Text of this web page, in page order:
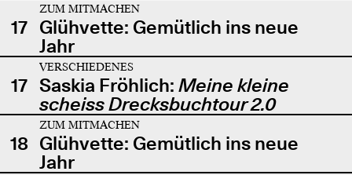
17
ZUM MITMACHEN
Glühvette: Gemütlich ins neue
Jahr
17
VERSCHIEDENES
Saskia Fröhlich: Meine kleine
scheiss Drecksbuchtour 2.0
18
ZUM MITMACHEN
Glühvette: Gemütlich ins neue
Jahr